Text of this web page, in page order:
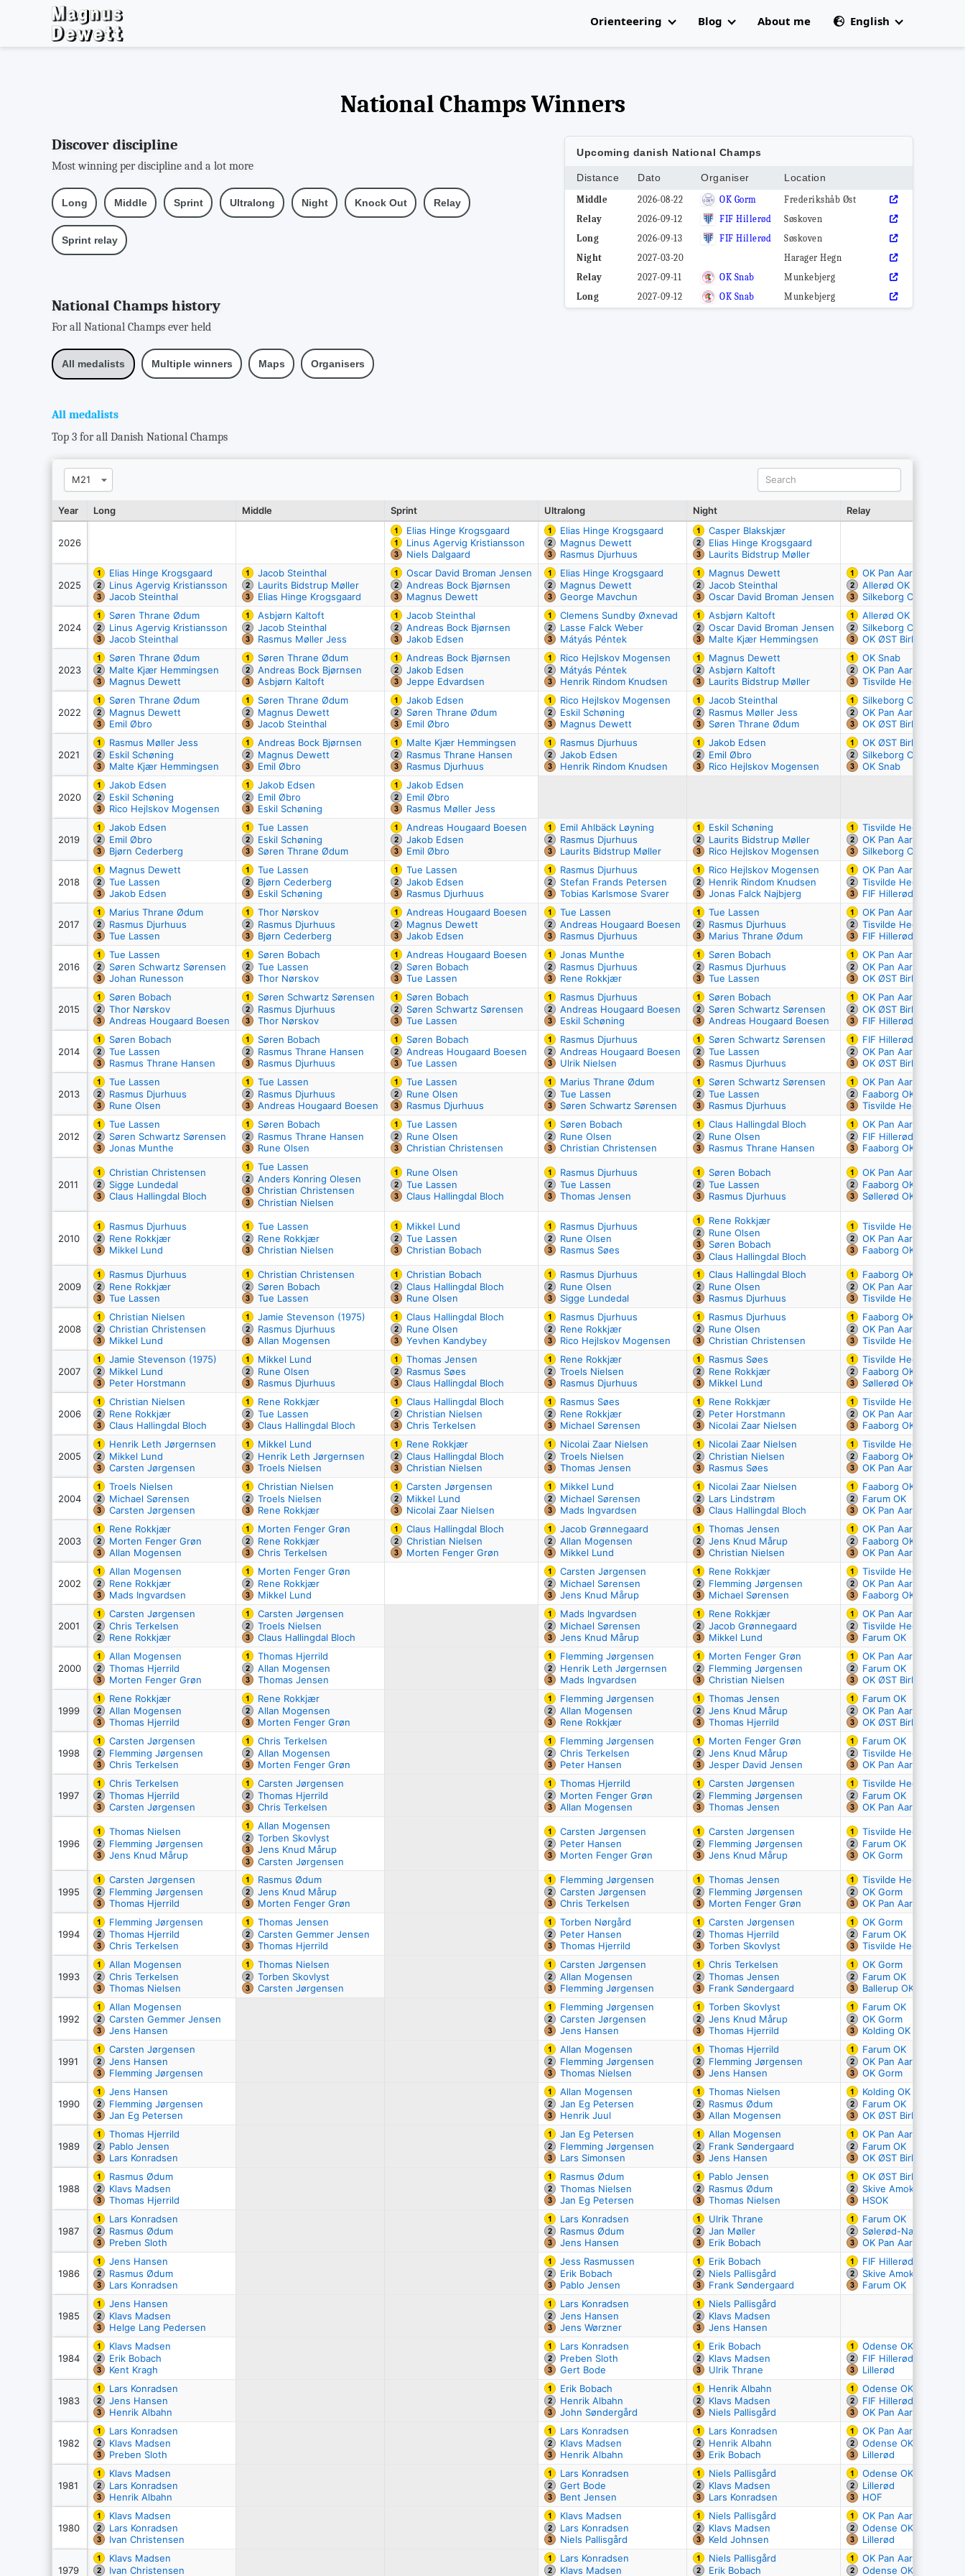
Orienteering Blog About me English
National Champs Winners
Discover discipline
Most winning per discipline and a lot more
Long Middle Sprint Ultralong Night Knock Out Relay
Sprint relay
National Champs history
For all National Champs ever held
All medalists Multiple winners Maps Organisers
Upcoming danish National Champs
Distance Dato Organiser Location
Middle 2026-08-22 OK Gorm
Frederikshåb Øst
Relay
2026-09-12 FIF Hillerød
Søskoven
Long
2026-09-13 FIF Hillerød
Søskoven
Night
2027-03-20
Harager Hegn
Relay
2027-09-11 OK Snab
Munkebjerg
Long
2027-09-12 OK Snab Munkebjerg
All medalists
Top 3 for all Danish National Champs
Year Long Middle Sprint Ultralong Night Relay
2026
Elias Hinge Krogsgaard
Linus Agervig Kristiansson
Niels Dalgaard
Elias Hinge Krogsgaard
Magnus Dewett
Rasmus Djurhuus
Casper Blakskjær
Elias Hinge Krogsgaard
Laurits Bidstrup Møller
2025
Elias Hinge Krogsgaard
Linus Agervig Kristiansson
Jacob Steinthal
Jacob Steinthal
Laurits Bidstrup Møller
Elias Hinge Krogsgaard
Oscar David Broman Jensen
Andreas Bock Bjørnsen
Magnus Dewett
Elias Hinge Krogsgaard
Magnus Dewett
George Mavchun
Magnus Dewett
Jacob Steinthal
Oscar David Broman Jensen
OK Pan Aarhus
Allerød OK
Silkeborg OK
2024
Søren Thrane Ødum
Linus Agervig Kristiansson
Jacob Steinthal
Asbjørn Kaltoft
Jacob Steinthal
Rasmus Møller Jess
Jacob Steinthal
Andreas Bock Bjørnsen
Jakob Edsen
Clemens Sundby Øxnevad
Lasse Falck Weber
Mátyás Péntek
Asbjørn Kaltoft
Oscar David Broman Jensen
Malte Kjær Hemmingsen
Allerød OK
Silkeborg OK
OK ØST Birkerød
2023
Søren Thrane Ødum
Malte Kjær Hemmingsen
Magnus Dewett
Søren Thrane Ødum
Andreas Bock Bjørnsen
Asbjørn Kaltoft
Andreas Bock Bjørnsen
Jakob Edsen
Jeppe Edvardsen
Rico Hejlskov Mogensen
Mátyás Péntek
Henrik Rindom Knudsen
Magnus Dewett
Asbjørn Kaltoft
Laurits Bidstrup Møller
OK Snab
OK Pan Aarhus
Tisvilde Hegn OK
2022
Søren Thrane Ødum
Magnus Dewett
Emil Øbro
Søren Thrane Ødum
Magnus Dewett
Jacob Steinthal
Jakob Edsen
Søren Thrane Ødum
Emil Øbro
Rico Hejlskov Mogensen
Eskil Schøning
Magnus Dewett
Jacob Steinthal
Rasmus Møller Jess
Søren Thrane Ødum
Silkeborg OK
OK Pan Aarhus
OK ØST Birkerød
2021
Rasmus Møller Jess
Eskil Schøning
Malte Kjær Hemmingsen
Andreas Bock Bjørnsen
Magnus Dewett
Emil Øbro
Malte Kjær Hemmingsen
Rasmus Thrane Hansen
Rasmus Djurhuus
Rasmus Djurhuus
Jakob Edsen
Henrik Rindom Knudsen
Jakob Edsen
Emil Øbro
Rico Hejlskov Mogensen
OK ØST Birkerød
Silkeborg OK
OK Snab
2020
Jakob Edsen
Eskil Schøning
Rico Hejlskov Mogensen
Jakob Edsen
Emil Øbro
Eskil Schøning
Jakob Edsen
Emil Øbro
Rasmus Møller Jess
2019
Jakob Edsen
Emil Øbro
Bjørn Cederberg
Tue Lassen
Eskil Schøning
Søren Thrane Ødum
Andreas Hougaard Boesen
Jakob Edsen
Emil Øbro
Emil Ahlbäck Løyning
Rasmus Djurhuus
Laurits Bidstrup Møller
Eskil Schøning
Laurits Bidstrup Møller
Rico Hejlskov Mogensen
Tisvilde Hegn OK
OK Pan Aarhus
Silkeborg OK
2018
Magnus Dewett
Tue Lassen
Jakob Edsen
Tue Lassen
Bjørn Cederberg
Eskil Schøning
Tue Lassen
Jakob Edsen
Rasmus Djurhuus
Rasmus Djurhuus
Stefan Frands Petersen
Tobias Karlsmose Svarer
Rico Hejlskov Mogensen
Henrik Rindom Knudsen
Jonas Falck Najbjerg
OK Pan Aarhus
Tisvilde Hegn OK
FIF Hillerød
2017
Marius Thrane Ødum
Rasmus Djurhuus
Tue Lassen
Thor Nørskov
Rasmus Djurhuus
Bjørn Cederberg
Andreas Hougaard Boesen
Magnus Dewett
Jakob Edsen
Tue Lassen
Andreas Hougaard Boesen
Rasmus Djurhuus
Tue Lassen
Rasmus Djurhuus
Marius Thrane Ødum
OK Pan Aarhus
Tisvilde Hegn OK
FIF Hillerød
2016
Tue Lassen
Søren Schwartz Sørensen
Johan Runesson
Søren Bobach
Tue Lassen
Thor Nørskov
Andreas Hougaard Boesen
Søren Bobach
Tue Lassen
Jonas Munthe
Rasmus Djurhuus
Rene Rokkjær
Søren Bobach
Rasmus Djurhuus
Tue Lassen
OK Pan Aarhus
OK Pan Aarhus
OK ØST Birkerød
2015
Søren Bobach
Thor Nørskov
Andreas Hougaard Boesen
Søren Schwartz Sørensen
Rasmus Djurhuus
Thor Nørskov
Søren Bobach
Søren Schwartz Sørensen
Tue Lassen
Rasmus Djurhuus
Andreas Hougaard Boesen
Eskil Schøning
Søren Bobach
Søren Schwartz Sørensen
Andreas Hougaard Boesen
OK Pan Aarhus
OK ØST Birkerød
FIF Hillerød
2014
Søren Bobach
Tue Lassen
Rasmus Thrane Hansen
Søren Bobach
Rasmus Thrane Hansen
Rasmus Djurhuus
Søren Bobach
Andreas Hougaard Boesen
Tue Lassen
Rasmus Djurhuus
Andreas Hougaard Boesen
Ulrik Nielsen
Søren Schwartz Sørensen
Tue Lassen
Rasmus Djurhuus
FIF Hillerød
OK Pan Aarhus
OK ØST Birkerød
2013
Tue Lassen
Rasmus Djurhuus
Rune Olsen
Tue Lassen
Rasmus Djurhuus
Andreas Hougaard Boesen
Tue Lassen
Rune Olsen
Rasmus Djurhuus
Marius Thrane Ødum
Tue Lassen
Søren Schwartz Sørensen
Søren Schwartz Sørensen
Tue Lassen
Rasmus Djurhuus
OK Pan Aarhus
Faaborg OK
Tisvilde Hegn OK
2012
Tue Lassen
Søren Schwartz Sørensen
Jonas Munthe
Søren Bobach
Rasmus Thrane Hansen
Rune Olsen
Tue Lassen
Rune Olsen
Christian Christensen
Søren Bobach
Rune Olsen
Christian Christensen
Claus Hallingdal Bloch
Rune Olsen
Rasmus Thrane Hansen
OK Pan Aarhus
FIF Hillerød
Faaborg OK
2011
Christian Christensen
Sigge Lundedal
Claus Hallingdal Bloch
Tue Lassen
Anders Konring Olesen
Christian Christensen
Christian Nielsen
Rune Olsen
Tue Lassen
Claus Hallingdal Bloch
Rasmus Djurhuus
Tue Lassen
Thomas Jensen
Søren Bobach
Tue Lassen
Rasmus Djurhuus
OK Pan Aarhus
Faaborg OK
Søllerød OK
2010
Rasmus Djurhuus
Rene Rokkjær
Mikkel Lund
Tue Lassen
Rene Rokkjær
Christian Nielsen
Mikkel Lund
Tue Lassen
Christian Bobach
Rasmus Djurhuus
Rune Olsen
Rasmus Søes
Rene Rokkjær
Rune Olsen
Søren Bobach
Claus Hallingdal Bloch
Tisvilde Hegn OK
OK Pan Aarhus
Faaborg OK
2009
Rasmus Djurhuus
Rene Rokkjær
Tue Lassen
Christian Christensen
Søren Bobach
Tue Lassen
Christian Bobach
Claus Hallingdal Bloch
Rune Olsen
Rasmus Djurhuus
Rune Olsen
Sigge Lundedal
Claus Hallingdal Bloch
Rune Olsen
Rasmus Djurhuus
Faaborg OK
OK Pan Aarhus
Tisvilde Hegn OK
2008
Christian Nielsen
Christian Christensen
Mikkel Lund
Jamie Stevenson (1975)
Rasmus Djurhuus
Allan Mogensen
Claus Hallingdal Bloch
Rune Olsen
Yevhen Kandybey
Rasmus Djurhuus
Rene Rokkjær
Rico Hejlskov Mogensen
Rasmus Djurhuus
Rune Olsen
Christian Christensen
Faaborg OK
OK Pan Aarhus
Tisvilde Hegn OK
2007
Jamie Stevenson (1975)
Mikkel Lund
Peter Horstmann
Mikkel Lund
Rune Olsen
Rasmus Djurhuus
Thomas Jensen
Rasmus Søes
Claus Hallingdal Bloch
Rene Rokkjær
Troels Nielsen
Rasmus Djurhuus
Rasmus Søes
Rene Rokkjær
Mikkel Lund
Tisvilde Hegn OK
Faaborg OK
Søllerød OK
2006
Christian Nielsen
Rene Rokkjær
Claus Hallingdal Bloch
Rene Rokkjær
Tue Lassen
Claus Hallingdal Bloch
Claus Hallingdal Bloch
Christian Nielsen
Chris Terkelsen
Rasmus Søes
Rene Rokkjær
Michael Sørensen
Rene Rokkjær
Peter Horstmann
Nicolai Zaar Nielsen
Tisvilde Hegn OK
OK Pan Aarhus
Faaborg OK
2005
Henrik Leth Jørgernsen
Mikkel Lund
Carsten Jørgensen
Mikkel Lund
Henrik Leth Jørgernsen
Troels Nielsen
Rene Rokkjær
Claus Hallingdal Bloch
Christian Nielsen
Nicolai Zaar Nielsen
Troels Nielsen
Thomas Jensen
Nicolai Zaar Nielsen
Christian Nielsen
Rasmus Søes
Tisvilde Hegn OK
Faaborg OK
OK Pan Aarhus
2004
Troels Nielsen
Michael Sørensen
Carsten Jørgensen
Christian Nielsen
Troels Nielsen
Rene Rokkjær
Carsten Jørgensen
Mikkel Lund
Nicolai Zaar Nielsen
Mikkel Lund
Michael Sørensen
Mads Ingvardsen
Nicolai Zaar Nielsen
Lars Lindstrøm
Claus Hallingdal Bloch
Faaborg OK
Farum OK
OK Pan Aarhus
2003
Rene Rokkjær
Morten Fenger Grøn
Allan Mogensen
Morten Fenger Grøn
Rene Rokkjær
Chris Terkelsen
Claus Hallingdal Bloch
Christian Nielsen
Morten Fenger Grøn
Jacob Grønnegaard
Allan Mogensen
Mikkel Lund
Thomas Jensen
Jens Knud Mårup
Christian Nielsen
OK Pan Aarhus
Faaborg OK
OK Pan Aarhus
2002
Allan Mogensen
Rene Rokkjær
Mads Ingvardsen
Morten Fenger Grøn
Rene Rokkjær
Mikkel Lund
Carsten Jørgensen
Michael Sørensen
Jens Knud Mårup
Rene Rokkjær
Flemming Jørgensen
Michael Sørensen
Tisvilde Hegn OK
OK Pan Aarhus
Faaborg OK
2001
Carsten Jørgensen
Chris Terkelsen
Rene Rokkjær
Carsten Jørgensen
Troels Nielsen
Claus Hallingdal Bloch
Mads Ingvardsen
Michael Sørensen
Jens Knud Mårup
Rene Rokkjær
Jacob Grønnegaard
Mikkel Lund
OK Pan Aarhus
Tisvilde Hegn OK
Farum OK
2000
Allan Mogensen
Thomas Hjerrild
Morten Fenger Grøn
Thomas Hjerrild
Allan Mogensen
Thomas Jensen
Flemming Jørgensen
Henrik Leth Jørgernsen
Mads Ingvardsen
Morten Fenger Grøn
Flemming Jørgensen
Christian Nielsen
OK Pan Aarhus
Farum OK
OK ØST Birkerød
1999
Rene Rokkjær
Allan Mogensen
Thomas Hjerrild
Rene Rokkjær
Allan Mogensen
Morten Fenger Grøn
Flemming Jørgensen
Allan Mogensen
Rene Rokkjær
Thomas Jensen
Jens Knud Mårup
Thomas Hjerrild
Farum OK
OK Pan Aarhus
OK ØST Birkerød
1998
Carsten Jørgensen
Flemming Jørgensen
Chris Terkelsen
Chris Terkelsen
Allan Mogensen
Morten Fenger Grøn
Flemming Jørgensen
Chris Terkelsen
Peter Hansen
Morten Fenger Grøn
Jens Knud Mårup
Jesper David Jensen
Farum OK
Tisvilde Hegn OK
OK Pan Aarhus
1997
Chris Terkelsen
Thomas Hjerrild
Carsten Jørgensen
Carsten Jørgensen
Thomas Hjerrild
Chris Terkelsen
Thomas Hjerrild
Morten Fenger Grøn
Allan Mogensen
Carsten Jørgensen
Flemming Jørgensen
Thomas Jensen
Tisvilde Hegn OK
Farum OK
OK Pan Aarhus
1996
Thomas Nielsen
Flemming Jørgensen
Jens Knud Mårup
Allan Mogensen
Torben Skovlyst
Jens Knud Mårup
Carsten Jørgensen
Carsten Jørgensen
Peter Hansen
Morten Fenger Grøn
Carsten Jørgensen
Flemming Jørgensen
Jens Knud Mårup
Tisvilde Hegn OK
Farum OK
OK Gorm
1995
Carsten Jørgensen
Flemming Jørgensen
Thomas Hjerrild
Rasmus Ødum
Jens Knud Mårup
Morten Fenger Grøn
Flemming Jørgensen
Carsten Jørgensen
Chris Terkelsen
Thomas Jensen
Flemming Jørgensen
Morten Fenger Grøn
Tisvilde Hegn OK
OK Gorm
OK Pan Aarhus
1994
Flemming Jørgensen
Thomas Hjerrild
Chris Terkelsen
Thomas Jensen
Carsten Gemmer Jensen
Thomas Hjerrild
Torben Nørgård
Peter Hansen
Thomas Hjerrild
Carsten Jørgensen
Thomas Hjerrild
Torben Skovlyst
OK Gorm
Farum OK
Tisvilde Hegn OK
1993
Allan Mogensen
Chris Terkelsen
Thomas Nielsen
Thomas Nielsen
Torben Skovlyst
Carsten Jørgensen
Carsten Jørgensen
Allan Mogensen
Flemming Jørgensen
Chris Terkelsen
Thomas Jensen
Frank Søndergaard
OK Gorm
Farum OK
Ballerup OK
1992
Allan Mogensen
Carsten Gemmer Jensen
Jens Hansen
Flemming Jørgensen
Carsten Jørgensen
Jens Hansen
Torben Skovlyst
Jens Knud Mårup
Thomas Hjerrild
Farum OK
OK Gorm
Kolding OK
1991
Carsten Jørgensen
Jens Hansen
Flemming Jørgensen
Allan Mogensen
Flemming Jørgensen
Thomas Nielsen
Thomas Hjerrild
Flemming Jørgensen
Jens Hansen
Farum OK
OK Pan Aarhus
OK Gorm
1990
Jens Hansen
Flemming Jørgensen
Jan Eg Petersen
Allan Mogensen
Jan Eg Petersen
Henrik Juul
Thomas Nielsen
Rasmus Ødum
Allan Mogensen
Kolding OK
Farum OK
OK ØST Birkerød
1989
Thomas Hjerrild
Pablo Jensen
Lars Konradsen
Jan Eg Petersen
Flemming Jørgensen
Lars Simonsen
Allan Mogensen
Frank Søndergaard
Jens Hansen
OK Pan Aarhus
Farum OK
OK ØST Birkerød
1988
Rasmus Ødum
Klavs Madsen
Thomas Hjerrild
Rasmus Ødum
Thomas Nielsen
Jan Eg Petersen
Pablo Jensen
Rasmus Ødum
Thomas Nielsen
OK ØST Birkerød
Skive Amok
HSOK
1987
Lars Konradsen
Rasmus Ødum
Preben Sloth
Lars Konradsen
Rasmus Ødum
Jens Hansen
Ulrik Thrane
Jan Møller
Erik Bobach
Farum OK
Sølerød-Nærum
OK Pan Aarhus
1986
Jens Hansen
Rasmus Ødum
Lars Konradsen
Jess Rasmussen
Erik Bobach
Pablo Jensen
Erik Bobach
Niels Pallisgård
Frank Søndergaard
FIF Hillerød
Skive Amok
Farum OK
1985
Jens Hansen
Klavs Madsen
Helge Lang Pedersen
Lars Konradsen
Jens Hansen
Jens Wørzner
Niels Pallisgård
Klavs Madsen
Jens Hansen
1984
Klavs Madsen
Erik Bobach
Kent Kragh
Lars Konradsen
Preben Sloth
Gert Bode
Erik Bobach
Klavs Madsen
Ulrik Thrane
Odense OK
FIF Hillerød
Lillerød
1983
Lars Konradsen
Jens Hansen
Henrik Albahn
Erik Bobach
Henrik Albahn
John Søndergård
Henrik Albahn
Klavs Madsen
Niels Pallisgård
Odense OK
FIF Hillerød
OK Pan Aarhus
1982
Lars Konradsen
Klavs Madsen
Preben Sloth
Lars Konradsen
Klavs Madsen
Henrik Albahn
Lars Konradsen
Henrik Albahn
Erik Bobach
OK Pan Aarhus
Odense OK
Lillerød
1981
Klavs Madsen
Lars Konradsen
Henrik Albahn
Lars Konradsen
Gert Bode
Bent Jensen
Niels Pallisgård
Klavs Madsen
Lars Konradsen
Odense OK
Lillerød
HOF
1980
Klavs Madsen
Lars Konradsen
Ivan Christensen
Klavs Madsen
Lars Konradsen
Niels Pallisgård
Niels Pallisgård
Klavs Madsen
Keld Johnsen
OK Pan Aarhus
Odense OK
Lillerød
1979
Klavs Madsen
Ivan Christensen
Lars Konradsen
Klavs Madsen
Niels Pallisgård
Erik Bobach
OK Pan Aarhus
Odense OK